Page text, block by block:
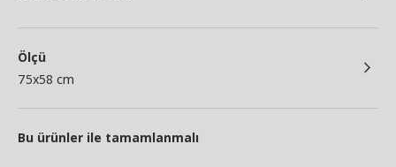
Ölçü
75x58 cm
Bu ürünler ile tamamlanmalı